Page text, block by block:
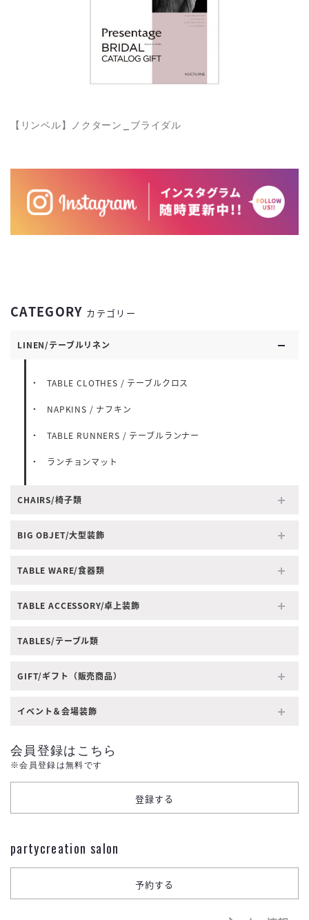
CATEGORY カテゴリー
LINEN/テーブルリネン
TABLE CLOTHES / テーブルクロス
NAPKINS / ナフキン
TABLE RUNNERS / テーブルランナー
ランチョンマット
CHAIRS/椅子類
BIG OBJET/大型装飾
TABLE WARE/食器類
TABLE ACCESSORY/卓上装飾
TABLES/テーブル類
GIFT/ギフト（販売商品）
イベント＆会場装飾
会員登録はこちら
※会員登録は無料です
partycreation salon
【リンベル】ノクターン_ブライダル